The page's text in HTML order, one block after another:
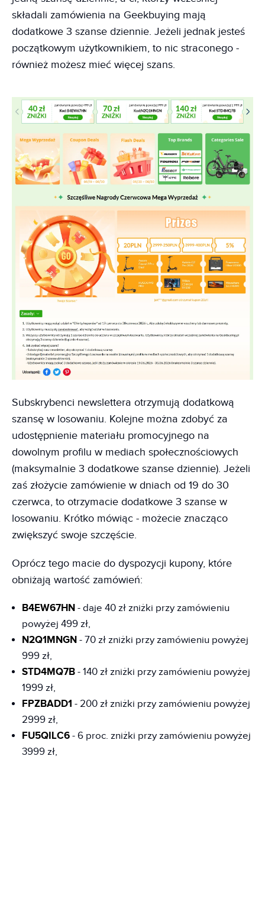
składali zamówienia na Geekbuying mają
dodatkowe 3 szanse dziennie. Jeżeli jednak jesteś
początkowym użytkownikiem, to nic straconego -
również możesz mieć więcej szans.
Subskrybenci newslettera otrzymują dodatkową
szansę w losowaniu. Kolejne można zdobyć za
udostępnienie materiału promocyjnego na
dowolnym profilu w mediach społecznościowych
(maksymalnie 3 dodatkowe szanse dziennie). Jeżeli
zaś złożycie zamówienie w dniach od 19 do 30
czerwca, to otrzymacie dodatkowe 3 szanse w
losowaniu. Krótko mówiąc - możecie znacząco
zwiększyć swoje szczęście.
Oprócz tego macie do dyspozycji kupony, które
obniżają wartość zamówień:
B4EW67HN - daje 40 zł zniżki przy zamówieniu
powyżej 499 zł,
N2Q1MNGN - 70 zł zniżki przy zamówieniu powyżej
999 zł,
STD4MQ7B - 140 zł zniżki przy zamówieniu powyżej
1999 zł,
FPZBADD1 - 200 zł zniżki przy zamówieniu powyżej
2999 zł,
FU5QILC6 - 6 proc. zniżki przy zamówieniu powyżej
3999 zł,